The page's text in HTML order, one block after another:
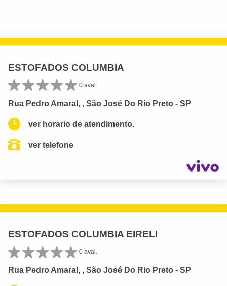
ESTOFADOS COLUMBIA
0 aval.
Rua Pedro Amaral, , São José Do Rio Preto - SP
ver horario de atendimento.
ver telefone
ESTOFADOS COLUMBIA EIRELI
0 aval.
Rua Pedro Amaral, , São José Do Rio Preto - SP